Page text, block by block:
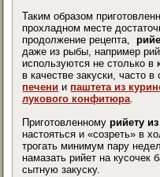
Таким образом
прохладном месте
продолжение рецепта,
даже из рыбы, например
используются не столько в
в качестве закуски, часто
печени и паштета из
лукового конфитюра.
Приготовленномурийету из
настояться и «созреть» в
трогать минимум пару
намазать рийет на кусочек
сытную закуску.